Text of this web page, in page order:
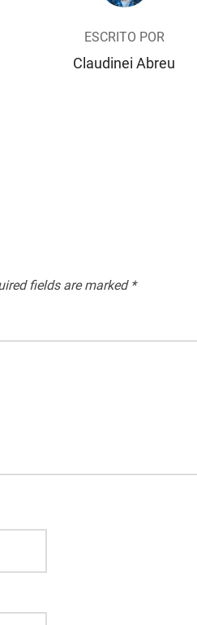
ESCRITO POR
Claudinei Abreu
fields are marked *